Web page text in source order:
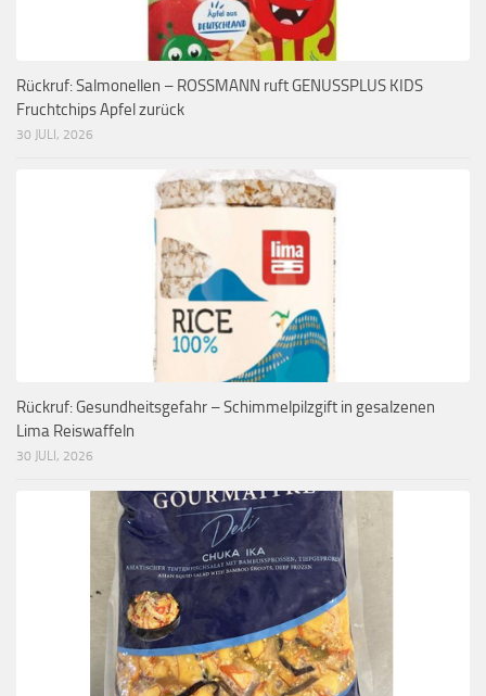
Rückruf: Salmonellen – ROSSMANN ruft GENUSSPLUS KIDS
Fruchtchips Apfel zurück
30 JULI, 2026
Rückruf: Gesundheitsgefahr – Schimmelpilzgift in gesalzenen
Lima Reiswaffeln
30 JULI, 2026